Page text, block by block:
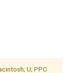
U; PPC